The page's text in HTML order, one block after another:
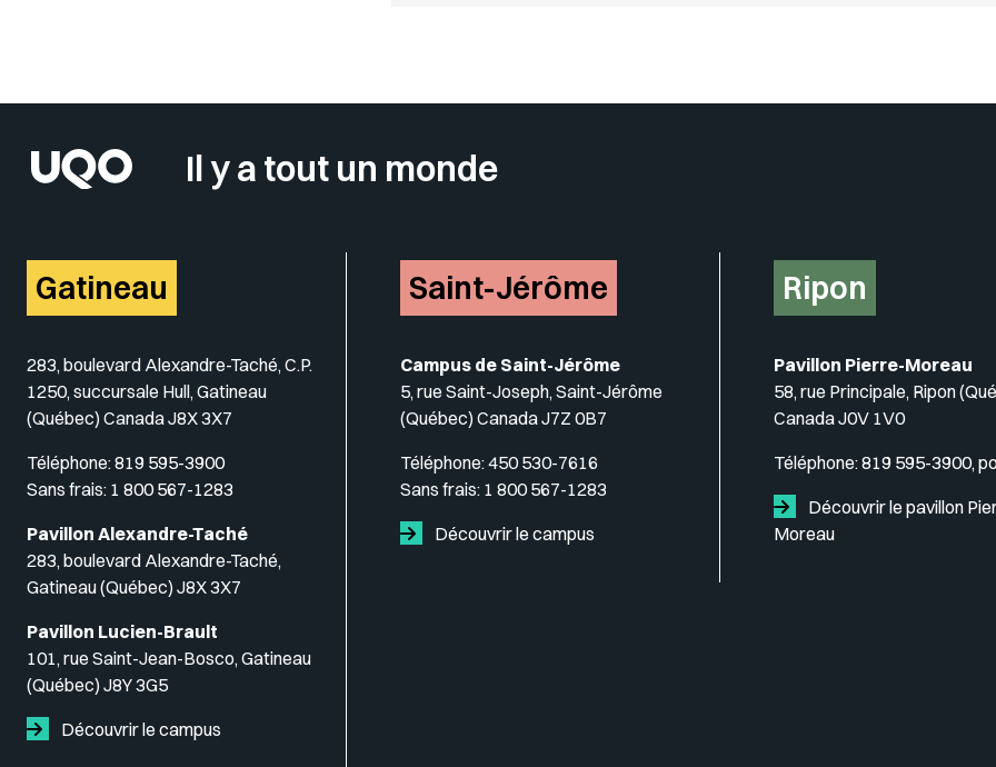
Il y a tout un monde
Gatineau
283, boulevard Alexandre-Taché, C.P.
1250, succursale Hull, Gatineau
(Québec) Canada J8X 3X7
Téléphone:819 595-3900
Sans frais: 1 800 567-1283
Pavillon Alexandre-Taché
283, boulevard Alexandre-Taché,
Gatineau (Québec) J8X 3X7
Pavillon Lucien-Brault
101, rue Saint-Jean-Bosco, Gatineau
(Québec) J8Y 3G5
Découvrir le campus
Saint-Jérôme
Campus de Saint-Jérôme
5, rue Saint-Joseph, Saint-Jérôme
(Québec) Canada J7Z 0B7
Téléphone:450 530-7616
Sans frais: 1 800 567-1283
Découvrir le campus
Ripon
Pavillon Pierre-Moreau
58, rue Principale, Ripon
Canada J0V 1V0
Téléphone:819 595-3900,
Découvrir le pavillon
Moreau